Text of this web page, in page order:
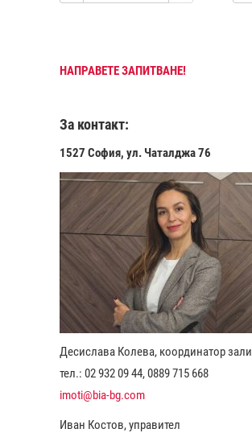
НАПРАВЕТЕ ЗАПИТВАНЕ!
За контакт:
1527 София, ул. Чаталджа 76
Десислава Колева, координатор зали
тел.: 02 932 09 44, 0889 715 668
imoti@bia-bg.com
Иван Костов, управител